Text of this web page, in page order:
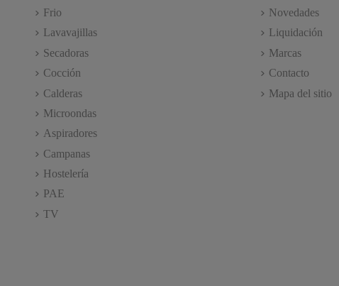
Frio
Lavavajillas
Secadoras
Cocción
Calderas
Microondas
Aspiradores
Campanas
Hostelería
PAE
TV
Novedades
Liquidación
Marcas
Contacto
Mapa del sitio